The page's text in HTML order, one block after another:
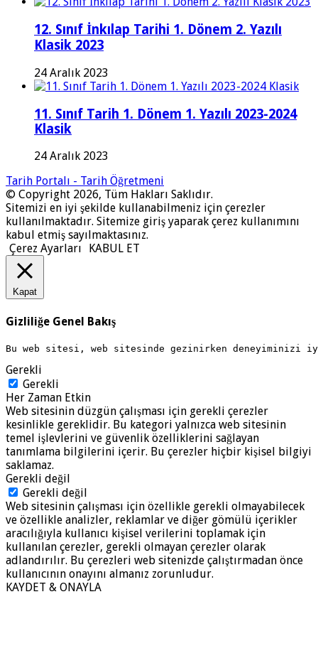
12. Sınıf İnkılap Tarihi 1. Dönem 2. Yazılı
Klasik 2023
24 Aralık 2023
11. Sınıf Tarih 1. Dönem 1. Yazılı 2023-2024
Klasik
24 Aralık 2023
Tarih Portalı - Tarih Öğretmeni
© Copyright 2026, Tüm Hakları Saklıdır.
Sitemizi en iyi şekilde kullanabilmeniz için çerezler
kullanılmaktadır. Sitemize giriş yaparak çerez kullanımını
kabul etmiş sayılmaktasınız.
Çerez Ayarları
KABUL ET
Kapat
Gizliliğe Genel Bakış
Bu web sitesi, web sitesinde gezinirken deneyiminizi
Gerekli
Gerekli
Her Zaman Etkin
Web sitesinin düzgün çalışması için gerekli çerezler
kesinlikle gereklidir. Bu kategori yalnızca web sitesinin
temel işlevlerini ve güvenlik özelliklerini sağlayan
tanımlama bilgilerini içerir. Bu çerezler hiçbir kişisel bilgiyi
saklamaz.
Gerekli değil
Gerekli değil
Web sitesinin çalışması için özellikle gerekli olmayabilecek
ve özellikle analizler, reklamlar ve diğer gömülü içerikler
aracılığıyla kullanıcı kişisel verilerini toplamak için
kullanılan çerezler, gerekli olmayan çerezler olarak
adlandırılır. Bu çerezleri web sitenizde çalıştırmadan önce
kullanıcının onayını almanız zorunludur.
KAYDET & ONAYLA